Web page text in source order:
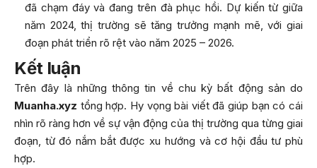
đã chạm đáy và đang trên đà phục hồi. Dự kiến từ giữa
năm 2024, thị trường sẽ tăng trưởng mạnh mẽ, với giai
đoạn phát triển rõ rệt vào năm 2025 – 2026.
Kết luận
Trên đây là những thông tin về chu kỳ bất động sản do
Muanha.xyz tổng hợp. Hy vọng bài viết đã giúp bạn có cái
nhìn rõ ràng hơn về sự vận động của thị trường qua từng giai
đoạn, từ đó nắm bắt được xu hướng và cơ hội đầu tư phù
hợp.